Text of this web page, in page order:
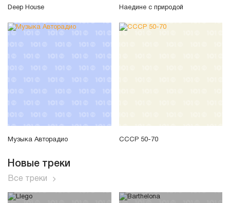
Deep House Наедине с природой
Музыка Авторадио СССР 50-70
Новые треки
Все треки